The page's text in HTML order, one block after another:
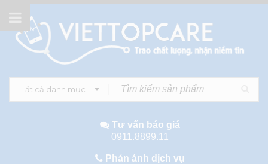
Tất cả danh mục
Tư vấn báo giá
0911.8899.11
Phản ánh dịch vụ